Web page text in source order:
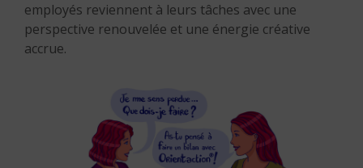
employés reviennent à leurs tâches avec une
perspective renouvelée et une énergie créative
accrue.